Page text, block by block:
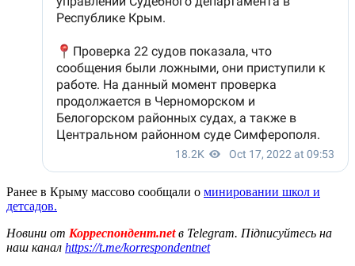
Ранее в Крыму массово сообщали о минировании школ и
детсадов.
Новини от Корреспондент.netв Telegram. Підписуйтесь на
наш канал https://t.me/korrespondentnet